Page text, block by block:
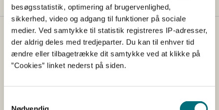
besøgsstatistik, optimering af brugervenlighed,
sikkerhed, video og adgang til funktioner på sociale
medier. Ved samtykke til statistik registreres IP-adresser,
der aldrig deles med tredjeparter. Du kan til enhver tid
ændre eller tilbagetrække dit samtykke ved at klikke på
”Cookies” linket nederst på siden.
Kontakt
Styrelsen for Grøn Arealomlægning og Vandmiljø
Nyropsgade 30
E-mail:
mail@sgav.dk